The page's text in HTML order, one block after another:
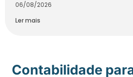
06/08/2026
Ler mais
Contabilidade